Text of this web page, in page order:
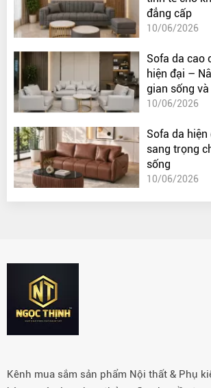
đẳng cấp
10/06/2026
Sofa da cao
hiện đại –
gian sống
10/06/2026
Sofa da
sang trọng
sống
10/06/2026
Kênh mua sắm sản phẩm Nội thất & Phụ